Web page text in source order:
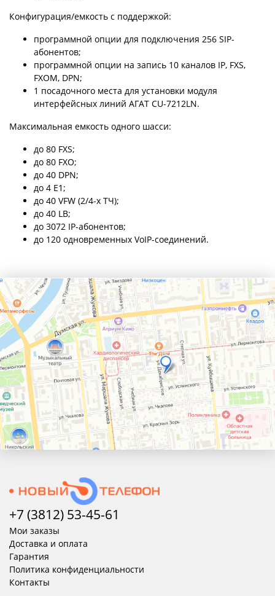
Конфигурация/емкость с поддержкой:
программной опции для подключения 256 SIP-
абонентов;
программной опции на запись 10 каналов IP, FXS,
FXOM, DPN;
1 посадочного места для установки модуля
интерфейсных линий АГАТ CU-7212LN.
Максимальная емкость одного шасси:
до 80 FXS;
до 80 FXO;
до 40 DPN;
до 4 Е1;
до 40 VFW (2/4-х ТЧ);
до 40 LB;
до 3072 IP-абонентов;
до 120 одновременных VoIP-соединений.
+7 (3812) 53-45-61
Мои заказы
Доставка и оплата
Гарантия
Политика конфиденциальности
Контакты